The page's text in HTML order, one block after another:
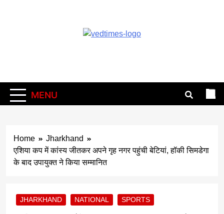
MENU
Home
Jharkhand
एशिया कप में कांस्य जीतकर अपने गृह नगर पहुंची बेटियां, हॉकी सिमडेगा
के बाद उपायुक्त ने किया सम्मानित
JHARKHAND NATIONAL SPORTS